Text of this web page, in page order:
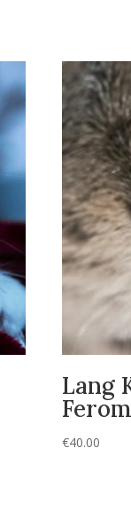
Lang
€40.00